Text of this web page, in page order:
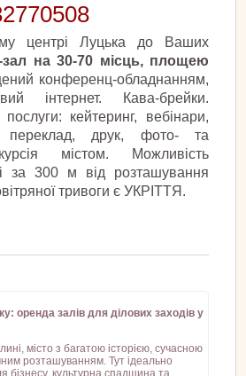
центрі Луцька до Ваших
на 30-70 місць, площею
конференц-обладнанням,
інтернет. Кава-брейки.
кейтеринг, вебінари,
переклад, друк, фото- та
містом. Можливість
за 300 м від розташування
тривоги є УКРІТТЯ.
оренда залів для ділових заходів у
місто з багатою історією, сучасною
розташуванням. Тут ідеально